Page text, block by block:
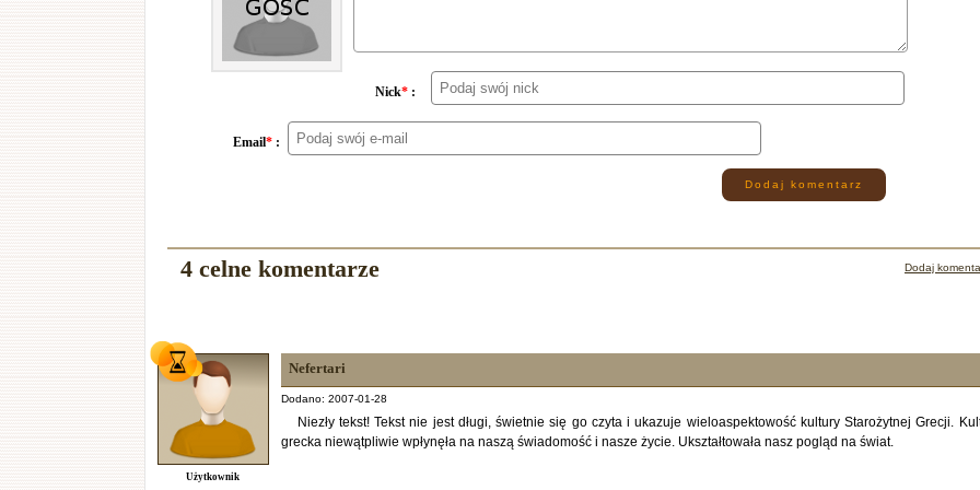
Nick* :
Email* :
Dodaj komentarz
4 celne komentarze Dodaj
Użytkownik
Nefertari
Dodano: 2007-01-28
Niezły tekst! Tekst nie jest długi, świetnie się go czyta i ukazuje wieloaspektowość kultury Starożytnej Grecji.
grecka niewątpliwie wpłynęła na naszą świadomość i nasze życie. Ukształtowała nasz pogląd na świat.